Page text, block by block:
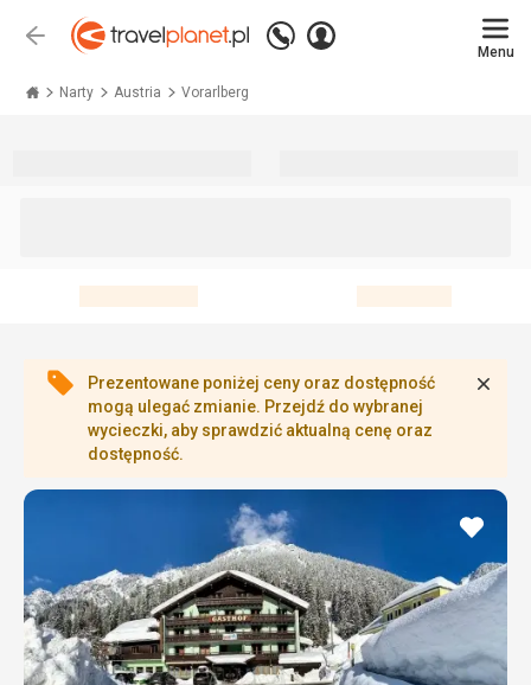
Wstecz
Zadzwoń
+48 71 771 76 55
Zaloguj
Menu
Narty Austria Vorarlberg
Prezentowane poniżej ceny oraz dostępność
mogą ulegać zmianie. Przejdź do wybranej
wycieczki, aby sprawdzić aktualną cenę oraz
dostępność.
dodaj